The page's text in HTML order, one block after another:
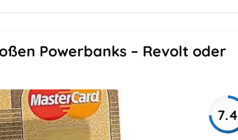
Powerbanks – Revolt oder
7.4